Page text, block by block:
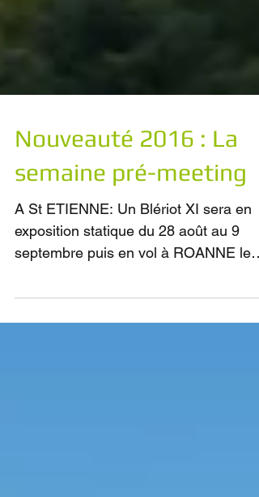
Nouveauté 2016 : La
semaine pré-meeting
A St ETIENNE: Un Blériot XI sera en
exposition statique du 28 août au 9
dimanche 11 septembre. Ce...